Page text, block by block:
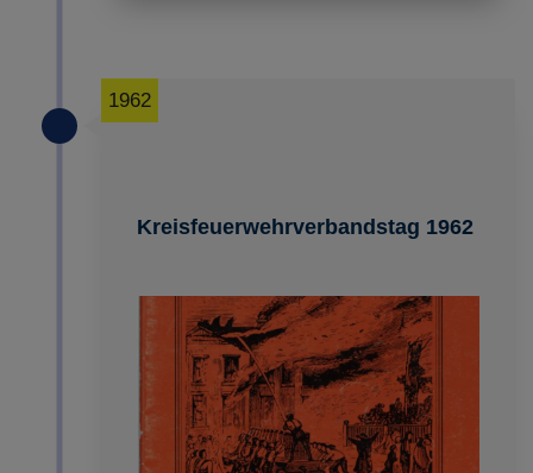
Kreisfeuerwehrverbandstag 1962
1962